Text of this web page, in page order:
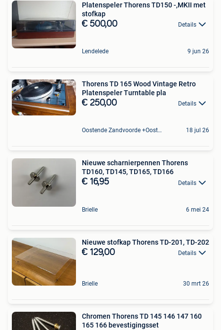
Platenspeler Thorens TD150 -,MKII met
stofkap
€ 500,00 Details
Lendelede 9 jun 26
Thorens TD 165 Wood Vintage Retro
Platenspeler Turntable pla
€ 250,00 Details
Oostende Zandvoorde +Oostende 18 jul 26
Nieuwe scharnierpennen Thorens
TD160, TD145, TD165, TD166
€ 16,95 Details
Brielle 6 mei 24
Nieuwe stofkap Thorens TD-201, TD-202
€ 129,00 Details
Brielle 30 mrt 26
Chromen Thorens TD 145 146 147 160
165 166 bevestigingsset